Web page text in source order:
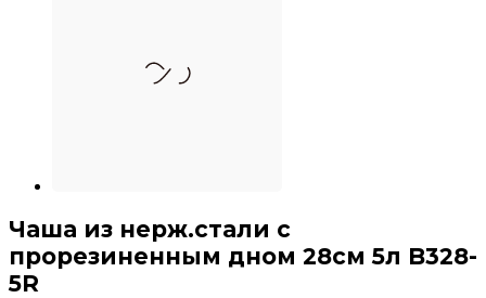
Чаша из нерж.стали с
прорезиненным дном 28см 5л B328-
5R